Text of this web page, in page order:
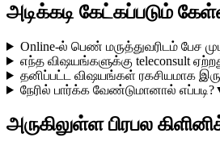
அடிக்கடி கேட்கப்படும்
Online-ல் பெண் மருத்துவரிடம் பேச
எந்த விஷயங்களுக்கு teleconsult
தனிப்பட்ட விஷயங்கள் ரகசியமாக
நேரில் பார்க்க வேண்டுமானால் எப்படி?
அருகிலுள்ள பிரபல